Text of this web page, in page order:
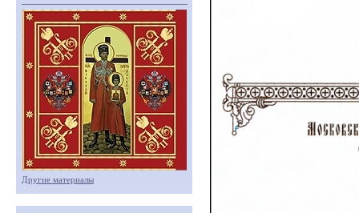
Другие материалы